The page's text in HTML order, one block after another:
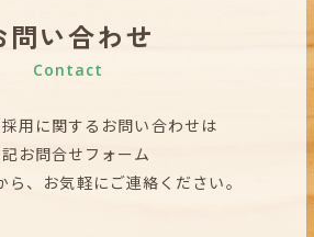
問い合わせ
Contact
用に関するお問い合わせは
お問合せフォーム
ら、お気軽にご連絡ください。